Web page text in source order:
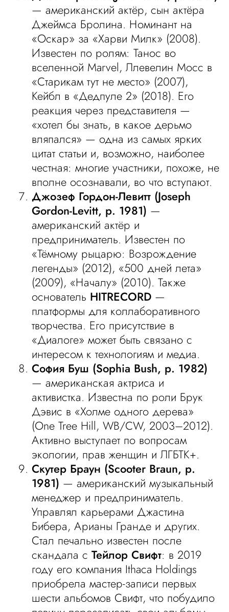
— американский актёр, сын актёра
Джеймса Бролина. Номинант на
«Оскар» за «Харви Милк» (2008).
Известен по ролям: Танос во
вселенной Marvel, Ллевелин Мосс в
«Старикам тут не место» (2007),
Кейбл в «Дедпуле 2» (2018). Его
реакция через представителя —
«хотел бы знать, в какое дерьмо
вляпался» — одна из самых ярких
цитат статьи и, возможно, наиболее
честная: многие участники, похоже, не
вполне осознавали, во что вступают.
Джозеф Гордон-Левитт (Joseph
Gordon-Levitt, р. 1981) —
американский актёр и
предприниматель. Известен по
«Тёмному рыцарю: Возрождение
легенды» (2012), «500 дней лета»
(2009), «Началу» (2010). Также
основатель HITRECORD —
платформы для коллаборативного
творчества. Его присутствие в
«Диалоге» может быть связано с
интересом к технологиям и медиа.
София Буш (Sophia Bush, р. 1982)
— американская актриса и
активистка. Известна по роли Брук
Дэвис в «Холме одного дерева»
(One Tree Hill, WB/CW, 2003–2012).
Активно выступает по вопросам
экологии, прав женщин и ЛГБТК+.
Скутер Браун (Scooter Braun, р.
1981) — американский музыкальный
менеджер и предприниматель.
Управлял карьерами Джастина
Бибера, Арианы Гранде и других.
Стал печально известен после
скандала сТейлор Свифт: в 2019
году его компания Ithaca Holdings
приобрела мастер-записи первых
шести альбомов Свифт, что побудило